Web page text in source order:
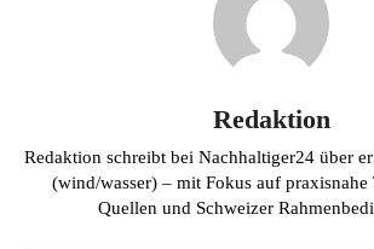
Redaktion
Redaktion schreibt bei Nachhaltiger24 über
(wind/wasser) – mit Fokus auf praxisnahe
Quellen und Schweizer